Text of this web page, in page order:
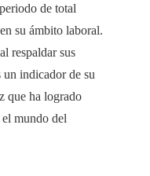
de total
su ámbito laboral.
respaldar sus
indicador de su
que ha logrado
el mundo del